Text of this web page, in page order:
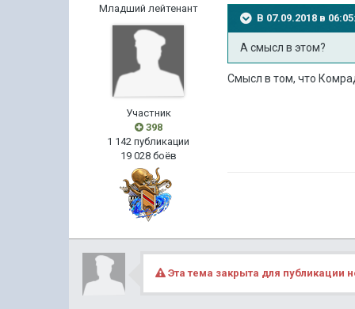
Младший лейтенант
Участник
398
1 142 публикации
19 028 боёв
В 07.09.2018 в
А смысл в этом?
Смысл в том, что
Эта тема закрыта для публикации